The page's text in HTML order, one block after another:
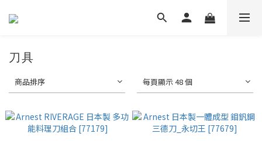
刀具
商品排序 每頁顯示 48 個